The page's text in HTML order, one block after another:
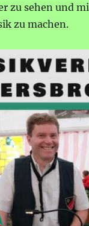
zu sehen und
zu machen.